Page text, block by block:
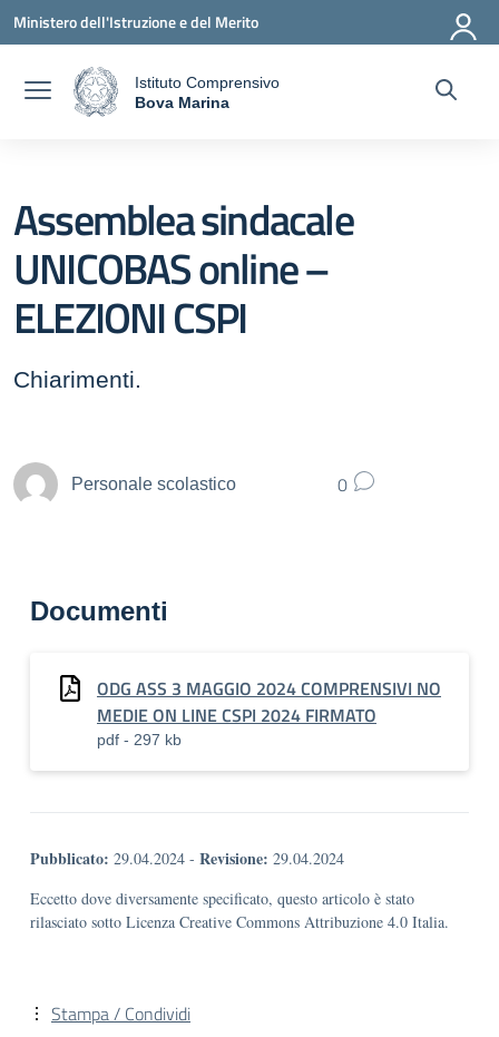
Vai ai contenuti
Vai al menu di navigazione
Vai al footer
Ministero dell'Istruzione e del Merito
Istituto Comprensivo
Bova Marina
Assemblea sindacale
UNICOBAS online –
ELEZIONI CSPI
Chiarimenti.
Personale scolastico 0
Documenti
ODG ASS 3 MAGGIO 2024 COMPRENSIVI NO
MEDIE ON LINE CSPI 2024 FIRMATO
pdf - 297 kb
Pubblicato: 29.04.2024 - Revisione: 29.04.2024
Eccetto dove diversamente specificato, questo articolo è stato
rilasciato sotto Licenza Creative Commons Attribuzione 4.0 Italia.
Stampa / Condividi